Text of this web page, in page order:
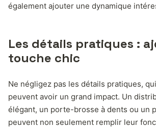
également ajouter une dynamique
Les détails pratiques :
touche chic
Ne négligez pas les détails pratiques,
peuvent avoir un grand impact. Un
élégant, un porte-brosse à dents ou un
peuvent non seulement remplir leur